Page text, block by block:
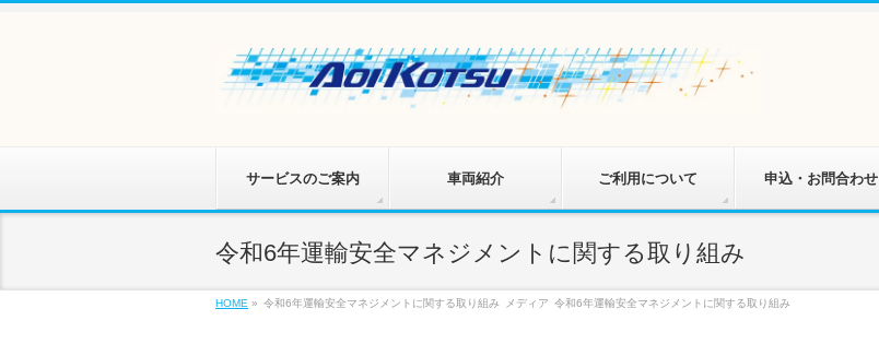
サービスのご案内 車両紹介 ご利用について 申込・お問合わせ
令和6年運輸安全マネジメントに関する取り組み
HOME » 令和6年運輸安全マネジメントに関する取り組み メディア 令和6年運輸安全マネジメントに関する取り組み